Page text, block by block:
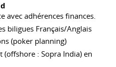
avec adhérences finances.
biligues Français/Anglais
(poker planning)
: Sopra India) en